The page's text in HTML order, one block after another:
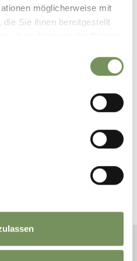
möglicherweise mit
Sie ihnen bereitgestellt
34 35
US